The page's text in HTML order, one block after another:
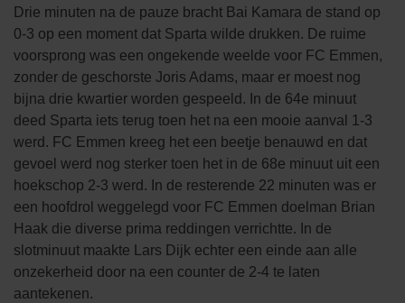
Drie minuten na de pauze bracht Bai Kamara de stand op
0-3 op een moment dat Sparta wilde drukken. De ruime
voorsprong was een ongekende weelde voor FC Emmen,
zonder de geschorste Joris Adams, maar er moest nog
bijna drie kwartier worden gespeeld. In de 64e minuut
deed Sparta iets terug toen het na een mooie aanval 1-3
werd. FC Emmen kreeg het een beetje benauwd en dat
gevoel werd nog sterker toen het in de 68e minuut uit een
hoekschop 2-3 werd. In de resterende 22 minuten was er
een hoofdrol weggelegd voor FC Emmen doelman Brian
Haak die diverse prima reddingen verrichtte. In de
slotminuut maakte Lars Dijk echter een einde aan alle
onzekerheid door na een counter de 2-4 te laten
aantekenen.